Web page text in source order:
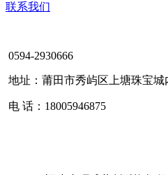
联系我们
0594-2930666
地址：莆田市秀屿区上塘珠宝城
电 话：18005946875